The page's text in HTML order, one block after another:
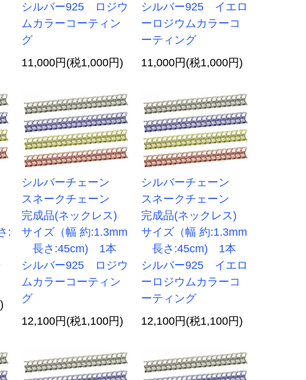
シルバー925 ロジウ
ムカラーコーティン
グ
11,000円(税1,000円)
シルバー925 イエロ
ーロジウムカラーコ
ーティング
11,000円(税1,000円)
:
シルバーチェーン
スネークチェーン
完成品(ネックレス)
サイズ（幅 約:1.3mm
長さ:45cm) 1本
シルバー925 ロジウ
ムカラーコーティン
グ
12,100円(税1,100円)
シルバーチェーン
スネークチェーン
完成品(ネックレス)
サイズ（幅 約:1.3mm
長さ:45cm) 1本
シルバー925 イエロ
ーロジウムカラーコ
ーティング
12,100円(税1,100円)